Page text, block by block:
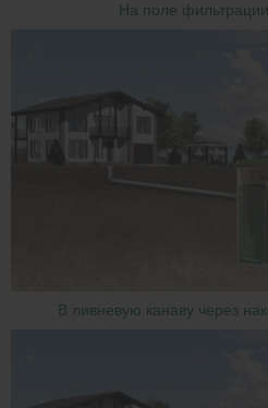
На поле
В ливневую канаву через